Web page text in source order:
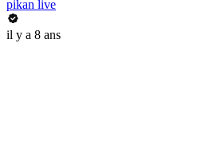
pikan live
il y a 8 ans